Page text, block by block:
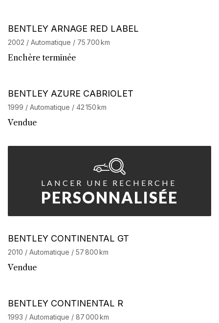
BENTLEY ARNAGE RED LABEL
2002 / Automatique / 75 700 km
Enchère terminée
BENTLEY AZURE CABRIOLET
1999 / Automatique / 42 150 km
Vendue
LANCER UNE RECHERCHE
PERSONNALISÉE
BENTLEY CONTINENTAL GT
2010 / Automatique / 57 800 km
Vendue
BENTLEY CONTINENTAL R
1993 / Automatique / 87 000 km